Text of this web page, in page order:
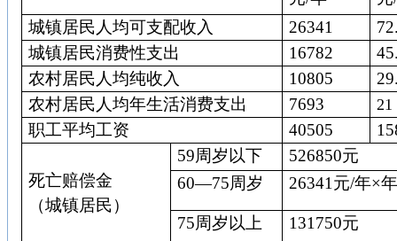
城镇居民人均可支配收入
26341
城镇居民消费性支出
16782
农村居民人均纯收入
10805
农村居民人均年生活消费支出
7693 21
职工平均工资 40505
死亡赔偿金
（城镇居民）
59周岁以下 526850元
60—75周岁 26341 元/年×
75周岁以上 131750元